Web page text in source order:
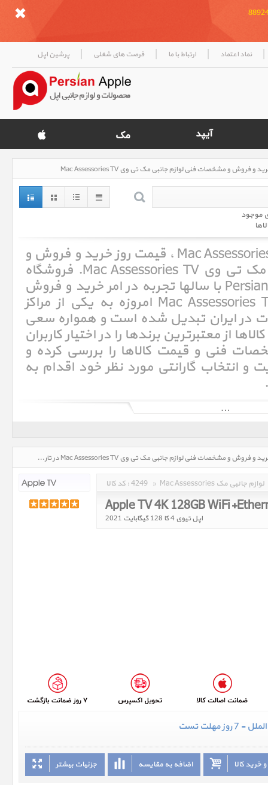
| نماد اعتماد | ارتباط با ما | فرصت های شغلی | پرشین اپل
موجود
لوازم جانبی مک تی وی Mac Assessories TV ، قیمت روز خرید و فروش و
مشخصات فنی لوازم جانبی مک تی وی Mac Assessories TV. فروشگاه
اینترنتی پرشین اپل Persian Apple با سالها تجربه در امر خرید و فروش
لوازم جانبی مک تی وی Mac Assessories TV امروزه به یکی از مراکز
ایران تبدیل شده است و همواره سعی
از معتبرترین برندها را در اختیار کاربران
فنی و قیمت کالاها را بررسی کرده و
انتخاب گارانتی مورد نظر خود اقدام به
لوازم جانبی مک تی وی Mac Assessories TV، قیمت روز خرید و فروش و مشخصات فنی لوازم جانبی مک تی وی Mac Assessories TV در تاریخ : 1405/05/17 - ساعت : 15:07
کد کالا : 4249 » Mac Assessories لوازم جانبی مک
Apple TV 4K 128GB
اپل تیوی 4 کا 128 گیگابایت 2021
مهلت تست
جزئیات بیشتر اضافه به مقایسه خرید کالا